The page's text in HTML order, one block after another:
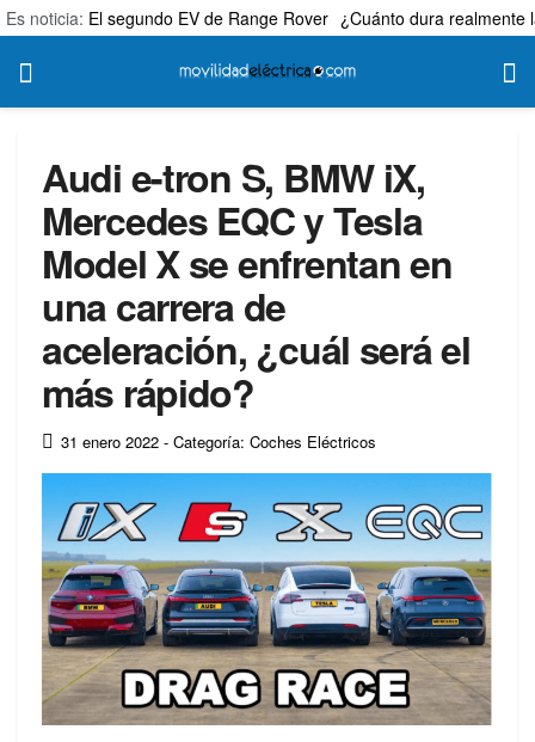
Es noticia: El segundo EV de Range Rover ¿Cuánto dura realmente
Audi e-tron S, BMW iX,
Mercedes EQC y Tesla
Model X se enfrentan en
una carrera de
aceleración, ¿cuál será el
más rápido?
31 enero 2022 - Categoría: Coches Eléctricos